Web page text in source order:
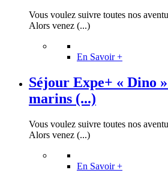
Vous voulez suivre toutes nos
Alors venez (...)
En Savoir +
Séjour Expe+ « Dino
marins (...)
Vous voulez suivre toutes nos
Alors venez (...)
En Savoir +